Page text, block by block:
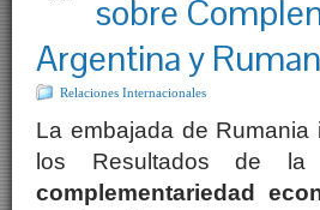
sobre
Argentina y
Relaciones Internacionales
La embajada de
los Resultados de la
complementariedad